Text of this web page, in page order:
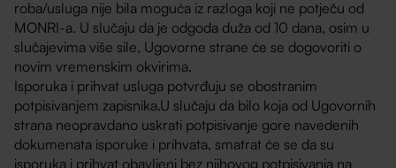
roba/usluga nije bila moguća iz razloga koji ne potječu od
MONRI-a. U slučaju da je odgoda duža od 10 dana, osim u
slučajevima više sile, Ugovorne strane će se dogovoriti o
novim vremenskim okvirima.
Isporuka i prihvat usluga potvrđuju se obostranim
potpisivanjem zapisnika.U slučaju da bilo koja od Ugovornih
strana neopravdano uskrati potpisivanje gore navedenih
dokumenata isporuke i prihvata, smatrat će se da su
isporuka i prihvat obavljeni bez njihovog potpisivanja na